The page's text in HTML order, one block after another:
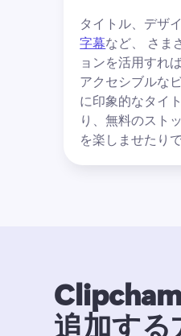
タイトル、デザ
字幕など、 さま
ョンを活用すれ
アクセシブルな
に印象的なタイ
り、無料のスト
を楽しませたり
追加する